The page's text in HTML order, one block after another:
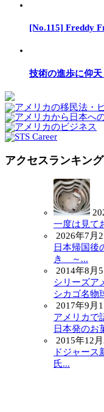
[No.115] Freddy
技術の進歩に仰天
アクセスランキング
一度は見て
2026年7月
日本帰国後
き ～...
2014年8月
シリーズア
シカゴ名物
2017年9月
アメリカで
日本発のお
2015年12
ドジャース
氏...